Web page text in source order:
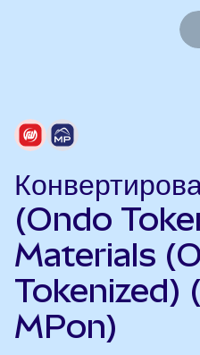
(Ondo
Materials
Tokenized)
MPon)